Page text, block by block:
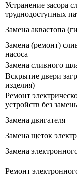
Устранение засора
труднодоступных
Замена аквастопа
Замена (ремонт)
насоса
Замена сливного
Вскрытие двери
изделия)
Ремонт
устройств без
Замена двигателя
Замена щеток
Замена
Ремонт